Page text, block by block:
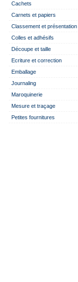
Cachets
Carnets et papiers
Classement et présentation
Colles et adhésifs
Découpe et taille
Ecriture et correction
Emballage
Journaling
Maroquinerie
Mesure et traçage
Petites fournitures